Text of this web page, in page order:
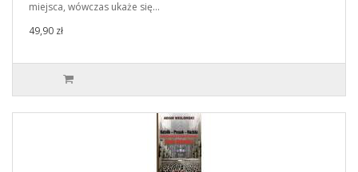
miejsca, wówczas ukaże się…
49,90 zł